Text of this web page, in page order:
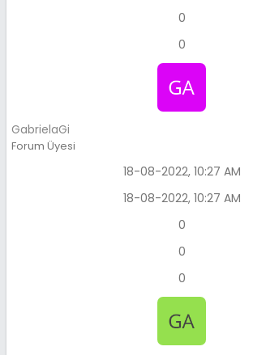
0
0
GabrielaGi
Forum Üyesi
18-08-2022, 10:27 AM
18-08-2022, 10:27 AM
0
0
0